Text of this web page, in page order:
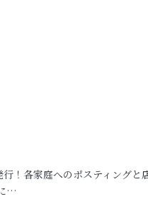
！各家庭へのポスティングと
…